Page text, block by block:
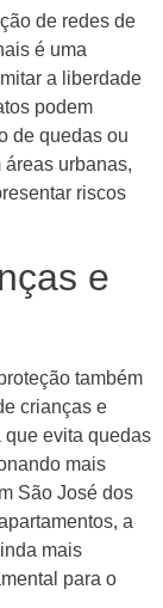
de redes de
é uma
a liberdade
podem
de quedas ou
urbanas,
riscos
e
também
crianças e
que evita quedas
mais
São José dos
a
mais
para o